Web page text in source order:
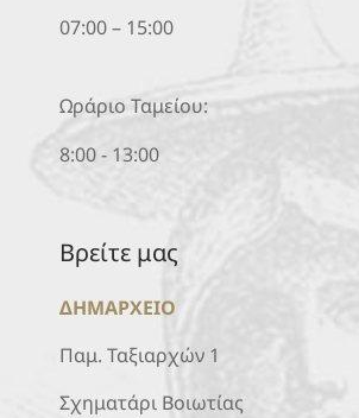
07:00 – 15:00
Ωράριο Ταμείου:
8:00 - 13:00
Βρείτε μας
ΔΗΜΑΡΧΕΙΟ
Παμ. Ταξιαρχών 1
Σχηματάρι Βοιωτίας